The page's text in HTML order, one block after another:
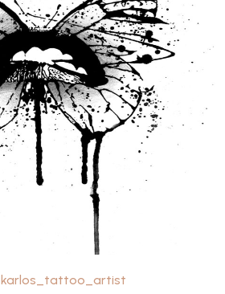
karlos_tattoo_artist